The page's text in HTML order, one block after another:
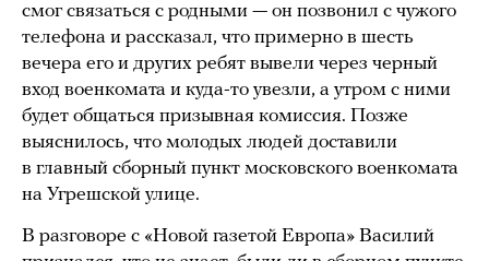
смог связаться с родными — он позвонил с чужого
телефона и рассказал, что примерно в шесть
вечера его и других ребят вывели через черный
вход военкомата и куда-то увезли, а утром с ними
будет общаться призывная комиссия. Позже
выяснилось, что молодых людей доставили
в главный сборный пункт московского военкомата
на Угрешской улице.
В разговоре с «Новой газетой Европа» Василий